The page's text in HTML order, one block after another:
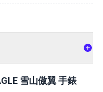
雪山傲翼 手錶